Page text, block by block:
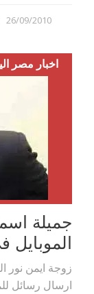
26/09/2010
اخبار مصر
جميلة
زوجة ايمن نور
ارسال رسائل